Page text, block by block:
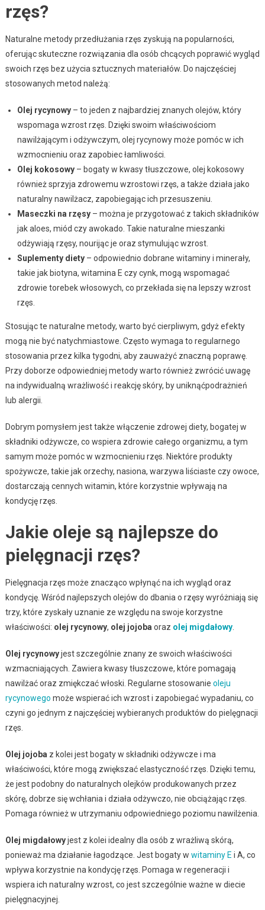
rzęs?
Naturalne metody przedłużania rzęs zyskują na popularności,
oferując skuteczne rozwiązania dla osób chcących poprawić wygląd
swoich rzęs bez użycia sztucznych materiałów. Do najczęściej
stosowanych metod należą:
Olej rycynowy– to jeden z najbardziej znanych olejów, który
wspomaga wzrost rzęs. Dzięki swoim właściwościom
nawilżającym i odżywczym, olej rycynowy może pomóc w ich
wzmocnieniu oraz zapobiec łamliwości.
Olej kokosowy– bogaty w kwasy tłuszczowe, olej kokosowy
również sprzyja zdrowemu wzrostowi rzęs, a także działa jako
naturalny nawilżacz, zapobiegając ich przesuszeniu.
Maseczki na rzęsy– można je przygotować z takich składników
jak aloes, miód czy awokado. Takie naturalne mieszanki
odżywiają rzęsy, nourijąc je oraz stymulując wzrost.
Suplementy diety– odpowiednio dobrane witaminy i minerały,
takie jak biotyna, witamina E czy cynk, mogą wspomagać
zdrowie torebek włosowych, co przekłada się na lepszy wzrost
rzęs.
Stosując te naturalne metody, warto być cierpliwym, gdyż efekty
mogą nie być natychmiastowe. Często wymaga to regularnego
stosowania przez kilka tygodni, aby zauważyć znaczną poprawę.
Przy doborze odpowiedniej metody warto również zwrócić uwagę
na indywidualną wrażliwość i reakcję skóry, by uniknąćpodrażnień
lub alergii.
Dobrym pomysłem jest także włączenie zdrowej diety, bogatej w
składniki odżywcze, co wspiera zdrowie całego organizmu, a tym
samym może pomóc w wzmocnieniu rzęs. Niektóre produkty
spożywcze, takie jak orzechy, nasiona, warzywa liściaste czy owoce,
dostarczają cennych witamin, które korzystnie wpływają na
kondycję rzęs.
Jakie oleje są najlepsze do
pielęgnacji rzęs?
Pielęgnacja rzęs może znacząco wpłynąć na ich wygląd oraz
kondycję. Wśród najlepszych olejów do dbania o rzęsy wyróżniają się
trzy, które zyskały uznanie ze względu na swoje korzystne
właściwości: olej rycynowy, olej jojoba oraz olej migdałowy.
Olej rycynowyjest szczególnie znany ze swoich właściwości
wzmacniających. Zawiera kwasy tłuszczowe, które pomagają
nawilżać oraz zmiękczać włoski. Regularne stosowanie oleju
rycynowego może wspierać ich wzrost i zapobiegać wypadaniu, co
czyni go jednym z najczęściej wybieranych produktów do pielęgnacji
rzęs.
Olej jojoba z kolei jest bogaty w składniki odżywcze i ma
właściwości, które mogą zwiększać elastyczność rzęs. Dzięki temu,
że jest podobny do naturalnych olejków produkowanych przez
skórę, dobrze się wchłania i działa odżywczo, nie obciążając rzęs.
Pomaga również w utrzymaniu odpowiedniego poziomu nawilżenia.
Olej migdałowyjest z kolei idealny dla osób z wrażliwą skórą,
ponieważ ma działanie łagodzące. Jest bogaty w witaminy E i A, co
wpływa korzystnie na kondycję rzęs. Pomaga w regeneracji i
wspiera ich naturalny wzrost, co jest szczególnie ważne w diecie
pielęgnacyjnej.